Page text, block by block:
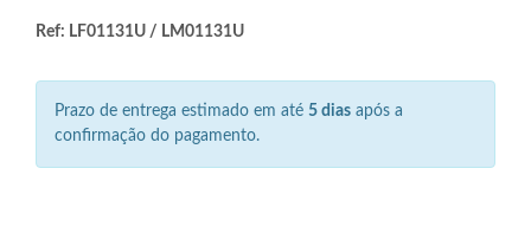
Ref: LF01131U / LM01131U
Prazo de entrega estimado em até 5 dias após a
confirmação do pagamento.